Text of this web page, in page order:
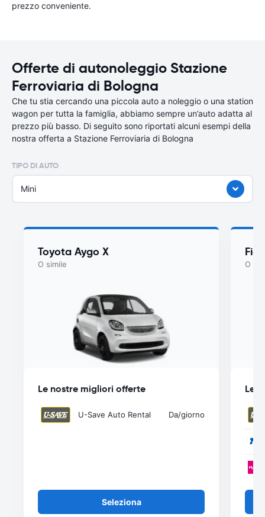
prezzo conveniente.
Offerte di autonoleggio Stazione
Ferroviaria di Bologna
Che tu stia cercando una piccola auto a noleggio o una station
wagon per tutta la famiglia, abbiamo sempre un’auto adatta al
prezzo più basso. Di seguito sono riportati alcuni esempi della
nostra offerta a Stazione Ferroviaria di Bologna
TIPO DI AUTO
Mini
Toyota Aygo X
O simile
Le nostre migliori offerte
U-Save Auto Rental Da/giorno
Seleziona
O
Le